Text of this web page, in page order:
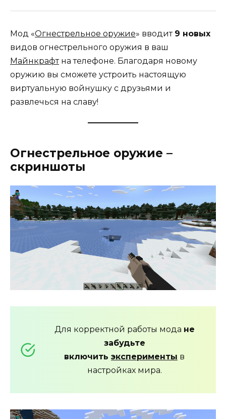
Мод «Огнестрельное оружие» вводит 9 новых
видов огнестрельного оружия в ваш
Майнкрафтна телефоне. Благодаря новому
оружию вы сможете устроить настоящую
виртуальную войнушку с друзьями и
развлечься на славу!
Огнестрельное оружие –
скриншоты
Для корректной работы мода не
забудьте
включить эксперименты в
настройках мира.